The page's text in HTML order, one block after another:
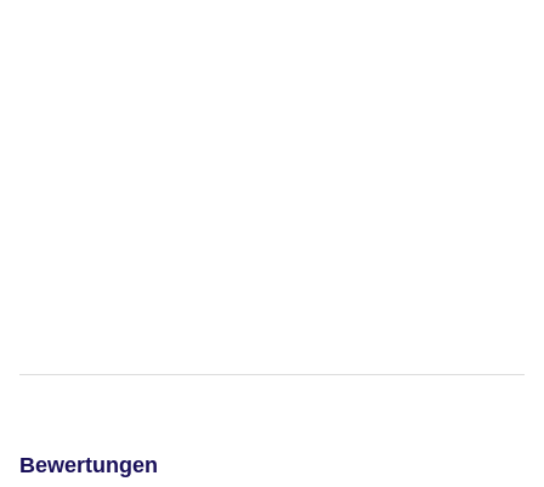
Bewertungen